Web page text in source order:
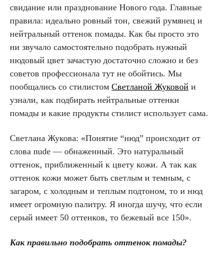
свидание или празднование Нового года. Главные
правила: идеально ровный тон, свежий румянец и
нейтральный оттенок помады. Как бы просто это
ни звучало самостоятельно подобрать нужный
нюдовый цвет зачастую достаточно сложно и без
советов профессионала тут не обойтись. Мы
пообщались со стилистом Светланой Жуковой и
узнали, как подбирать нейтральные оттенки
помады и какие продукты стилист использует сама.
Светлана Жукова: «Понятие “нюд” происходит от
слова nude — обнаженный. Это натуральный
оттенок, приближенный к цвету кожи. А так как
оттенок кожи может быть светлым и темным, с
загаром, с холодным и теплым подтоном, то и нюд
имеет огромную палитру. Я иногда шучу, что если
серый имеет 50 оттенков, то бежевый все 150».
Как правильно подобрать оттенок помады?